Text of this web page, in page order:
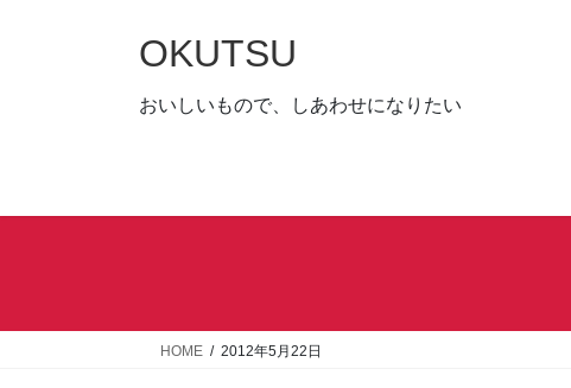
キ
に
OKUTSU
おいしいもので、しあわせになりたい
HOME 2012年5月22日